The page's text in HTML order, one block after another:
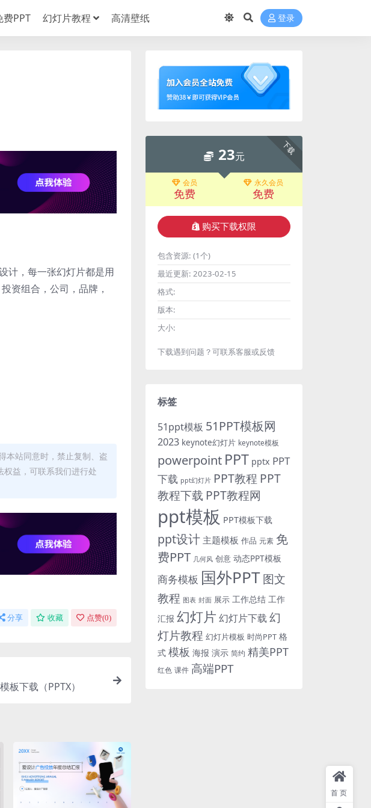
费PPT 幻灯片教程 高清壁纸 登录
计，每一张幻灯片都是用
资组合，公司，品牌，
本站同意时，禁止复制、盗
益，可联系我们进行处
分享 收藏 点赞(0)
板下载（PPTX）
下载
23元
会员
免费
永久会员
免费
购买下载权限
包含资源: (1个)
最近更新: 2023-02-15
格式:
版本:
大小:
下载遇到问题？可联系客服或反馈
标签
51ppt模板 51PPT模板网
2023 keynote幻灯片 keynote模板
powerpoint PPT pptx PPT
下载 ppt幻灯片 PPT教程 PPT
教程下载 PPT教程网
ppt模板 PPT模板下载
ppt设计 主题模板 作品 元素 免
费PPT 几何风 创意 动态PPT模板
商务模板 国外PPT图文
教程 图表 封面 展示 工作总结 工作
汇报 幻灯片 幻灯片下载 幻
灯片教程 幻灯片模板 时尚PPT 格
式 模板 海报 演示 简约 精美PPT
红色 课件 高端PPT
首页